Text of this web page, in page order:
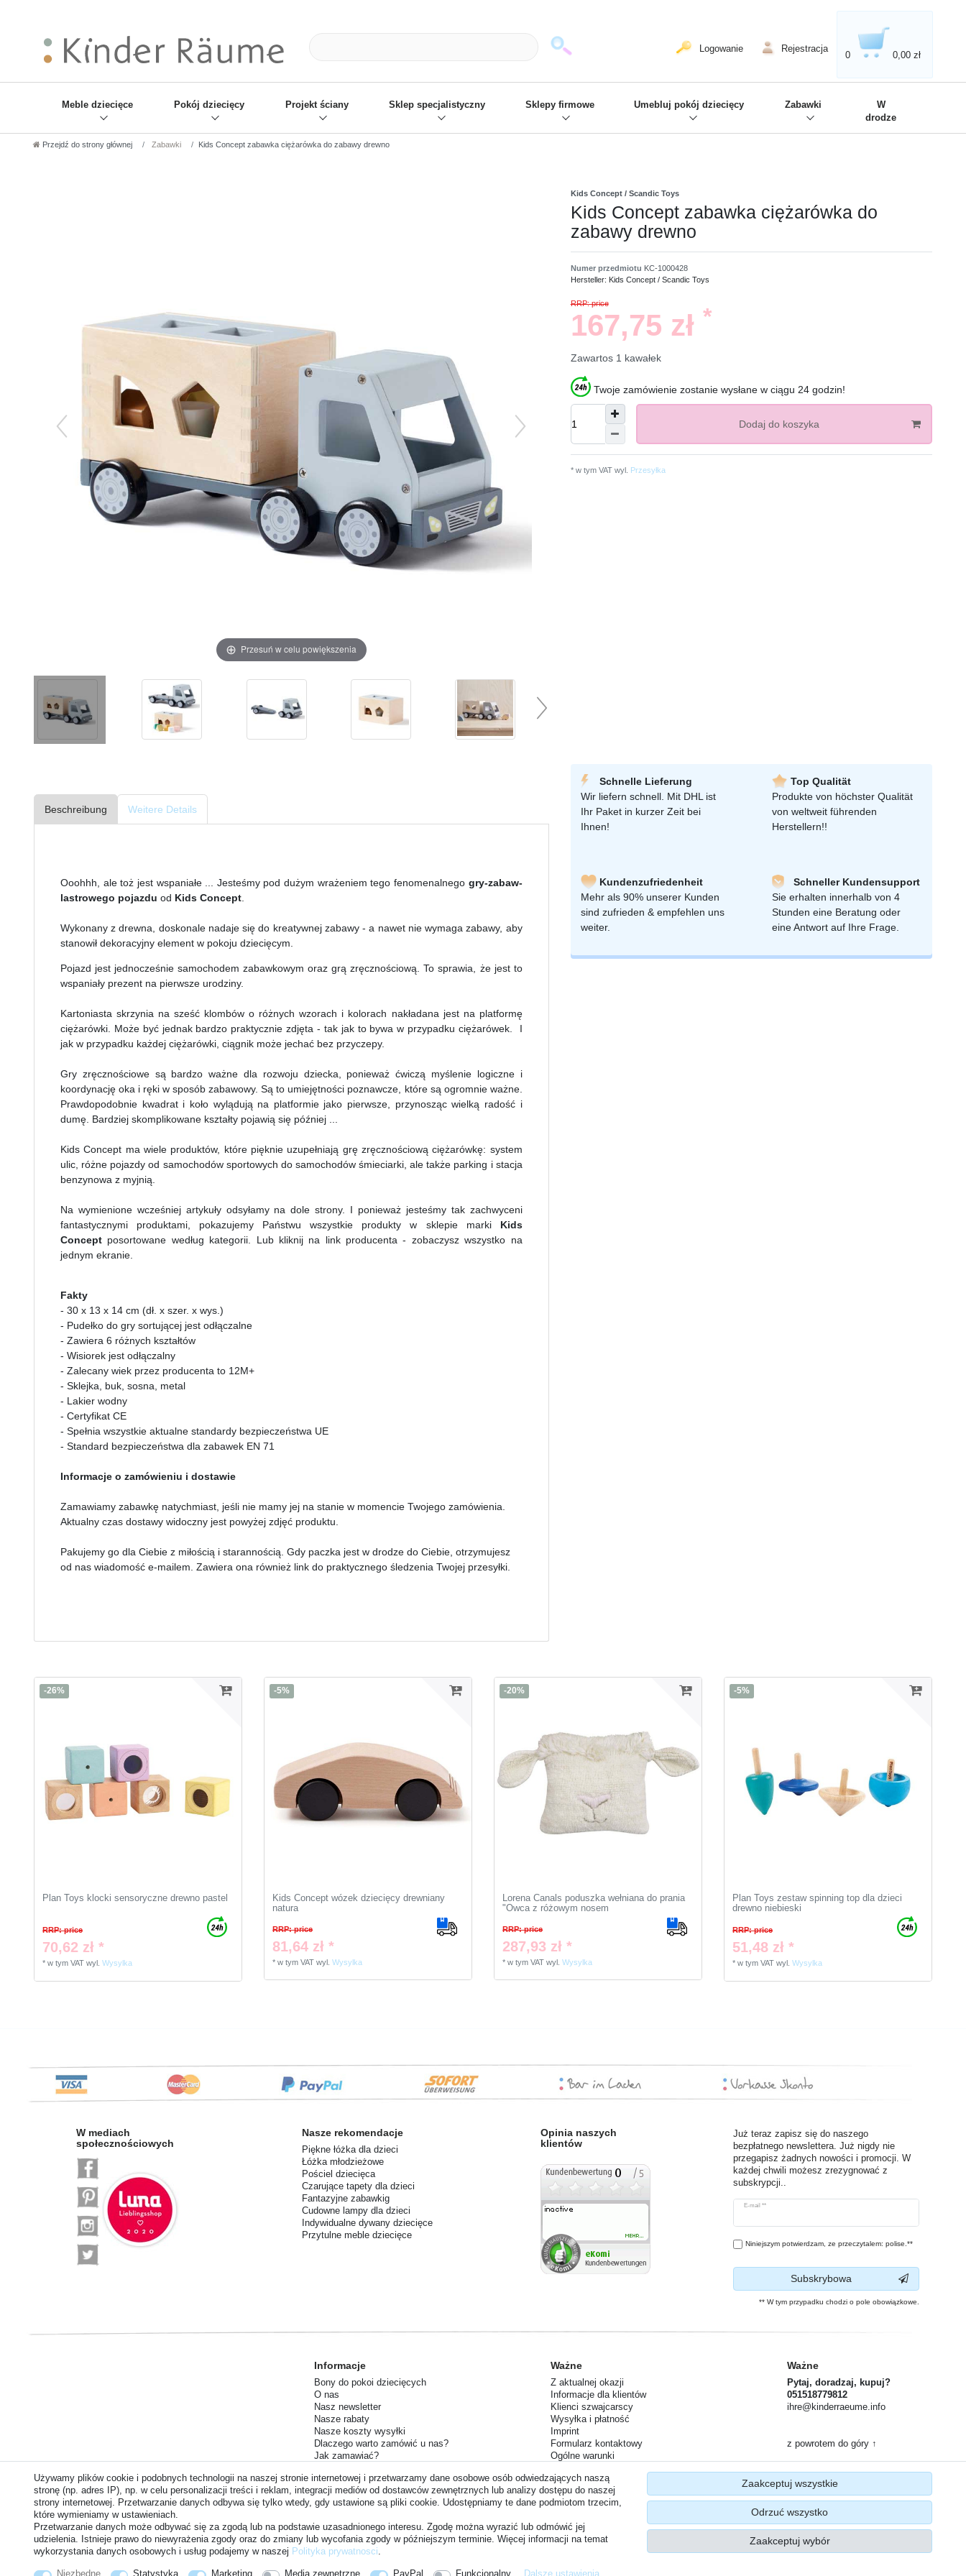
Logowanie Rejestracja
0 0,00 zł
Meble dziecięce Pokój dziecięcy Projekt ściany Sklep specjalistyczny Sklepy firmowe Umebluj pokój dziecięcy Zabawki
W
drodze
Przejdź do strony głównej Zabawki Kids Concept zabawka ciężarówka do zabawy drewno
Przesuń w celu powiększenia
Kids Concept / Scandic Toys
Kids Concept zabawka ciężarówka do
zabawy drewno
Numer przedmiotu KC-1000428
Hersteller: Kids Concept / Scandic Toys
RRP: price
167,75 zł *
Zawartos 1 kawałek
Twoje zamówienie zostanie wysłane w ciągu 24 godzin!
Dodaj do koszyka
* w tym VAT wyl. Przesyłka
Beschreibung Weitere Details
Ooohhh, ale toż jest wspaniałe ... Jesteśmy pod dużym wrażeniem tego fenomenalnego gry-zabaw-
lastrowego pojazdu od Kids Concept.
Wykonany z drewna, doskonale nadaje się do kreatywnej zabawy - a nawet nie wymaga zabawy, aby
stanowił dekoracyjny element w pokoju dziecięcym.
Pojazd jest jednocześnie samochodem zabawkowym oraz grą zręcznościową. To sprawia, że jest to
wspaniały prezent na pierwsze urodziny.
Kartoniasta skrzynia na sześć klombów o różnych wzorach i kolorach nakładana jest na platformę
ciężarówki. Może być jednak bardzo praktycznie zdjęta - tak jak to bywa w przypadku ciężarówek. I
jak w przypadku każdej ciężarówki, ciągnik może jechać bez przyczepy.
Gry zręcznościowe są bardzo ważne dla rozwoju dziecka, ponieważ ćwiczą myślenie logiczne i
koordynację oka i ręki w sposób zabawowy. Są to umiejętności poznawcze, które są ogromnie ważne.
Prawdopodobnie kwadrat i koło wylądują na platformie jako pierwsze, przynosząc wielką radość i
dumę. Bardziej skomplikowane kształty pojawią się później ...
Kids Concept ma wiele produktów, które pięknie uzupełniają grę zręcznościową ciężarówkę: system
ulic, różne pojazdy od samochodów sportowych do samochodów śmieciarki, ale także parking i stacja
benzynowa z myjnią.
Na wymienione wcześniej artykuły odsyłamy na dole strony. I ponieważ jesteśmy tak zachwyceni
fantastycznymi produktami, pokazujemy Państwu wszystkie produkty w sklepie marki Kids
Concept posortowane według kategorii. Lub kliknij na link producenta - zobaczysz wszystko na
jednym ekranie.
Fakty
- 30 x 13 x 14 cm (dł. x szer. x wys.)
- Pudełko do gry sortującej jest odłączalne
- Zawiera 6 różnych kształtów
- Wisiorek jest odłączalny
- Zalecany wiek przez producenta to 12M+
- Sklejka, buk, sosna, metal
- Lakier wodny
- Certyfikat CE
- Spełnia wszystkie aktualne standardy bezpieczeństwa UE
- Standard bezpieczeństwa dla zabawek EN 71
Informacje o zamówieniu i dostawie
Zamawiamy zabawkę natychmiast, jeśli nie mamy jej na stanie w momencie Twojego zamówienia.
Aktualny czas dostawy widoczny jest powyżej zdjęć produktu.
Pakujemy go dla Ciebie z miłością i starannością. Gdy paczka jest w drodze do Ciebie, otrzymujesz
od nas wiadomość e-mailem. Zawiera ona również link do praktycznego śledzenia Twojej przesyłki.
Schnelle Lieferung
Wir liefern schnell. Mit DHL ist
Ihr Paket in kurzer Zeit bei
Ihnen!
Top Qualität
Produkte von höchster Qualität
von weltweit führenden
Herstellern!!
Kundenzufriedenheit
Mehr als 90% unserer Kunden
sind zufrieden & empfehlen uns
weiter.
Schneller Kundensupport
Sie erhalten innerhalb von 4
Stunden eine Beratung oder
eine Antwort auf Ihre Frage.
-26%
Plan Toys klocki sensoryczne drewno pastel
RRP: price
70,62 zł *
*w tym VAT wyl.Wysylka
-5%
Kids Concept wózek dziecięcy drewniany
natura
RRP: price
81,64 zł *
*w tym VAT wyl.Wysylka
-20%
Lorena Canals poduszka wełniana do prania
"Owca z różowym nosem
RRP: price
287,93 zł *
*w tym VAT wyl.Wysylka
-5%
Plan Toys zestaw spinning top dla dzieci
drewno niebieski
RRP: price
51,48 zł *
*w tym VAT wyl.Wysylka
W mediach
społecznościowych
Nasze rekomendacje
Piękne łóżka dla dzieci
Łóżka młodzieżowe
Pościel dziecięca
Czarujące tapety dla dzieci
Fantazyjne zabawkig
Cudowne lampy dla dzieci
Indywidualne dywany dziecięce
Przytulne meble dziecięce
Opinia naszych
klientów
Już teraz zapisz się do naszego
bezpłatnego newslettera. Już nigdy nie
przegapisz żadnych nowości i promocji. W
każdej chwili możesz zrezygnować z
subskrypcji..
E-mail **
Ceres::Template.newsletterHoneypotLabel
Niniejszym potwierdzam, ze przeczytalem: polise.**
Subskrybowa
** W tym przypadku chodzi o pole obowiązkowe.
Informacje
Bony do pokoi dziecięcych
O nas
Nasz newsletter
Nasze rabaty
Nasze koszty wysyłki
Dlaczego warto zamówić u nas?
Jak zamawiać?
Ważne
Z aktualnej okazji
Informacje dla klientów
Klienci szwajcarscy
Wysyłka i płatność
Imprint
Formularz kontaktowy
Ogólne warunki
Ochrona danych
Twój zwrot
Czas dostawy
Ważne
Pytaj, doradzaj, kupuj?
051518779812
ihre@kinderraeume.info
z powrotem do góry ↑
Używamy plików cookie i podobnych technologii na naszej stronie internetowej i przetwarzamy dane osobowe osób odwiedzających naszą
stronę (np. adres IP), np. w celu personalizacji treści i reklam, integracji mediów od dostawców zewnętrznych lub analizy dostępu do naszej
strony internetowej. Przetwarzanie danych odbywa się tylko wtedy, gdy ustawione są pliki cookie. Udostępniamy te dane podmiotom trzecim,
które wymieniamy w ustawieniach.
Przetwarzanie danych może odbywać się za zgodą lub na podstawie uzasadnionego interesu. Zgodę można wyrazić lub odmówić jej
udzielenia. Istnieje prawo do niewyrażenia zgody oraz do zmiany lub wycofania zgody w późniejszym terminie. Więcej informacji na temat
wykorzystania danych osobowych i usług podajemy w naszej Polityka prywatnosci.
Niezbędne Statystyka Marketing Media zewnętrzne PayPal Funkcjonalny Dalsze ustawienia
Zaakceptuj wszystkie
Odrzuć wszystko
Zaakceptuj wybór